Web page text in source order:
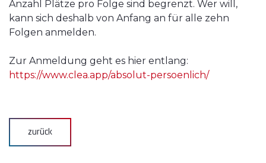
Anzahl Plätze pro Folge sind begrenzt. Wer will,
kann sich deshalb von Anfang an für alle zehn
Folgen anmelden.
Zur Anmeldung geht es hier entlang:
https://www.clea.app/absolut-persoenlich/
zurück